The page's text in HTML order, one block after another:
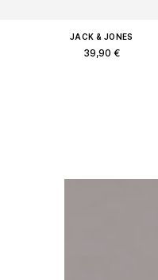
JACK & JONES
39,90 €